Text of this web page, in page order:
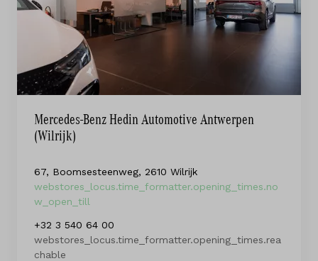
Mercedes-Benz Hedin Automotive Antwerpen
(Wilrijk)
67, Boomsesteenweg, 2610 Wilrijk
webstores_locus.time_formatter.opening_times.no
w_open_till
+32 3 540 64 00
webstores_locus.time_formatter.opening_times.rea
chable